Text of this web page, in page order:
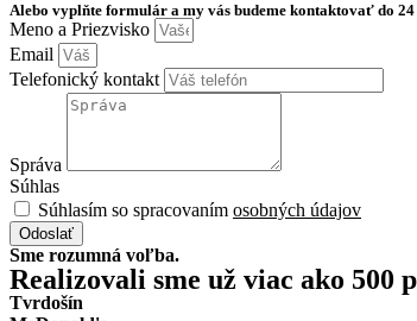
Alebo vyplňte formulár a my vás budeme kontaktovať do
Meno a Priezvisko
Email
Telefonický kontakt
Správa
Súhlas
Súhlasím so spracovaním osobných údajov
Odoslať
Sme rozumná voľba.
Realizovali sme už viac ako 500
Tvrdošín
Tvrdošín